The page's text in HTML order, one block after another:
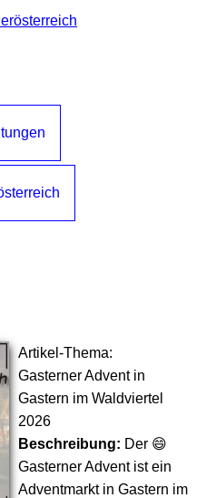
Artikel-Thema:
Gasterner Advent in
Gastern im Waldviertel
2026
Beschreibung: Der 😄
Gasterner Advent ist ein
Adventmarkt in Gastern im